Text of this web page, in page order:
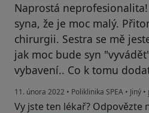
Naprostá
syna, že je moc malý.
chirurgii. Sestra se mě
jak moc bude syn
vybavení.. Co k tomu
11. února 2022 • Poliklinika SPEA • Jiný •
Vy jste ten lékař? Odpovězte